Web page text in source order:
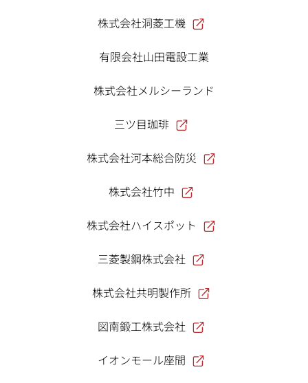
株式会社洞菱工機
有限会社山田電設工業
株式会社メルシーランド
三ツ目珈琲
株式会社河本総合防災
株式会社竹中
株式会社ハイスポット
三菱製鋼株式会社
株式会社共明製作所
図南鍛工株式会社
イオンモール座間